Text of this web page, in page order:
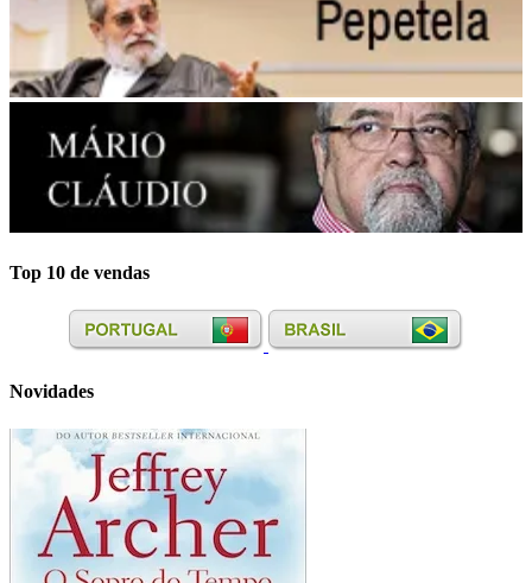
Top 10 de vendas
Novidades